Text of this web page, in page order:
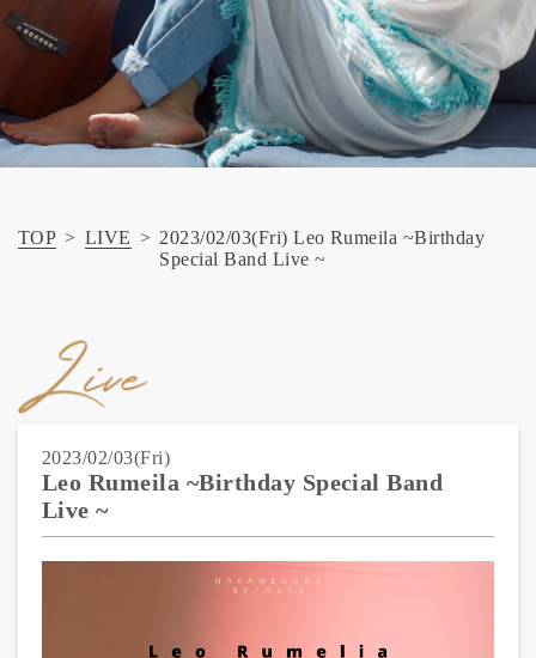
TOP > LIVE > 2023/02/03(Fri) Leo Rumeila ~Birthday
Special Band Live ~
2023/02/03(Fri)
Leo Rumeila ~Birthday Special Band
Live ~